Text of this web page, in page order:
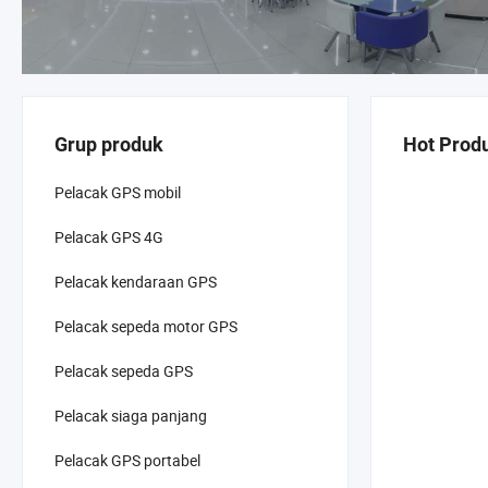
Hot
Grup produk
Pelacak GPS mobil
Pelacak GPS 4G
Pelacak kendaraan GPS
Pelacak sepeda motor GPS
Pelacak sepeda GPS
Pelacak siaga panjang
Pelacak GPS portabel